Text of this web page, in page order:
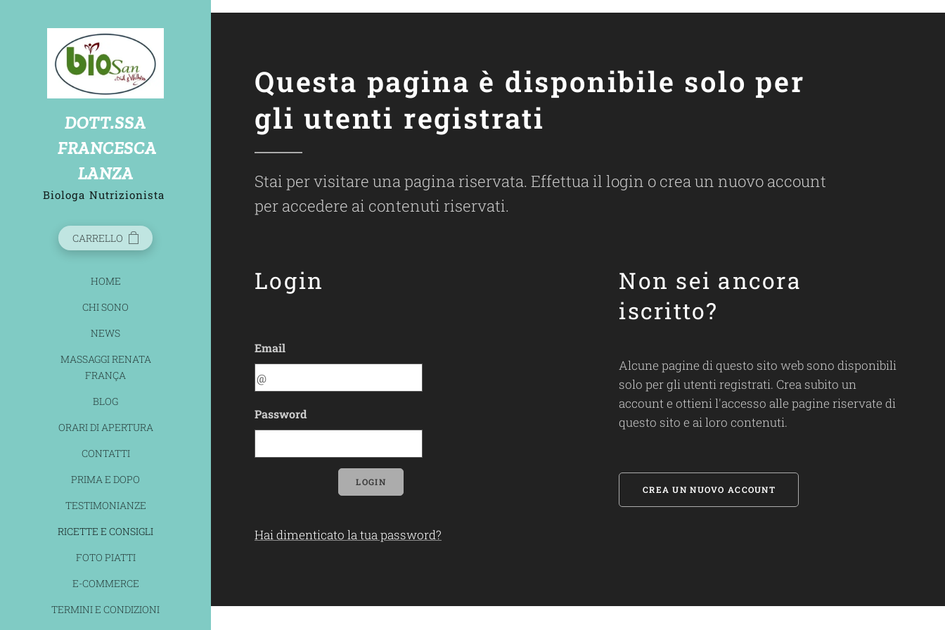
DOTT.SSA
FRANCESCA
LANZA
Biologa Nutrizionista
CARRELLO
HOME
CHI SONO
NEWS
MASSAGGI RENATA
FRANÇA
BLOG
ORARI DI APERTURA
CONTATTI
PRIMA E DOPO
TESTIMONIANZE
RICETTE E CONSIGLI
FOTO PIATTI
E-COMMERCE
TERMINI E CONDIZIONI
Questa pagina è disponibile solo per
gli utenti registrati
Stai per visitare una pagina riservata. Effettua il login o crea un nuovo account
per accedere ai contenuti riservati.
Login
Email
Password
LOGIN
Hai dimenticato la tua password?
Non sei ancora
iscritto?
Alcune pagine di questo sito web sono disponibili
solo per gli utenti registrati. Crea subito un
account e ottieni l'accesso alle pagine riservate di
questo sito e ai loro contenuti.
CREA UN NUOVO ACCOUNT